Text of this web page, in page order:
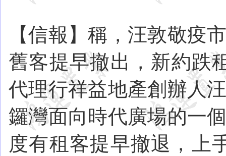
【信報】稱，汪敦敬疫
舊客提早撤出，新約跌
代理行祥益地產創辦人
鑼灣面向時代廣場的一
度有租客提早撤退，上